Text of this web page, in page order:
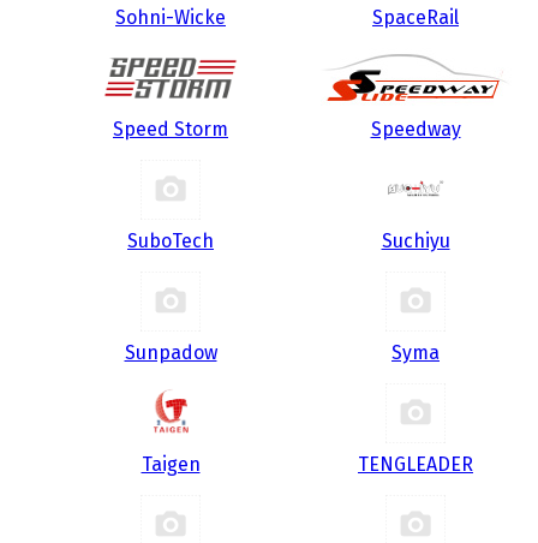
Sohni-Wicke SpaceRail
Speed Storm Speedway
SuboTech Suchiyu
Sunpadow Syma
Taigen TENGLEADER